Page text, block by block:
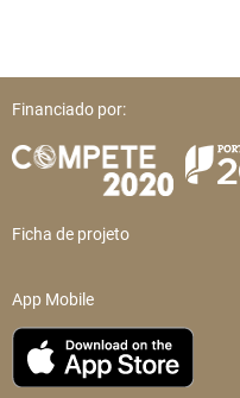
Financiado por:
Ficha de projeto
App Mobile